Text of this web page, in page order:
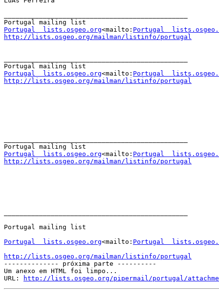
Portugal  lists.osgeo.org<mailto: Portugal
http://lists.osgeo.org/mailman/listinfo/portugal
Portugal  lists.osgeo.org<mailto: Portugal
http://lists.osgeo.org/mailman/listinfo/portugal
Portugal  lists.osgeo.org<mailto: Portugal
http://lists.osgeo.org/mailman/listinfo/portugal
Portugal mailing list
Portugal  lists.osgeo.org<mailto: Portugal
http://lists.osgeo.org/mailman/listinfo/portugal
-------------- próxima parte ----------
Um anexo em HTML foi limpo...
URL:
http://lists.osgeo.org/pipermail/portugal/